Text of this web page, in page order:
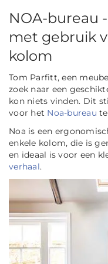
NOA-bureau
met gebruik
kolom
Tom Parfitt, een
zoek naar een
kon niets vinden. Dit
voor het Noa-bureau
Noa is een
enkele kolom, die is
en ideaal is voor een
verhaal.